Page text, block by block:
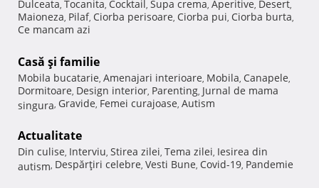
Dulceata, Tocanita, Cocktail, Supa crema, Aperitive, Desert,
Maioneza, Pilaf, Ciorba perisoare, Ciorba pui, Ciorba burta,
Ce mancam azi
Casă şi familie
Mobila bucatarie, Amenajari interioare, Mobila, Canapele,
Dormitoare, Design interior, Parenting, Jurnal de mama
singura, Gravide, Femei curajoase, Autism
Actualitate
Din culise, Interviu, Stirea zilei, Tema zilei, Iesirea din
autism, Despărţiri celebre, Vesti Bune, Covid-19, Pandemie